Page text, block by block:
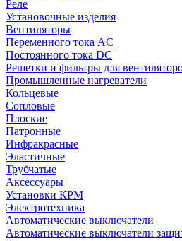
Реле
Установочные изделия
Вентиляторы
Переменного тока AC
Постоянного тока DC
Решетки и фильтры для
Промышленные нагреватели
Кольцевые
Сопловые
Плоские
Патронные
Инфракрасные
Эластичные
Трубчатые
Аксессуары
Установки КРМ
Электротехника
Автоматические выключатели
Автоматические выключатели